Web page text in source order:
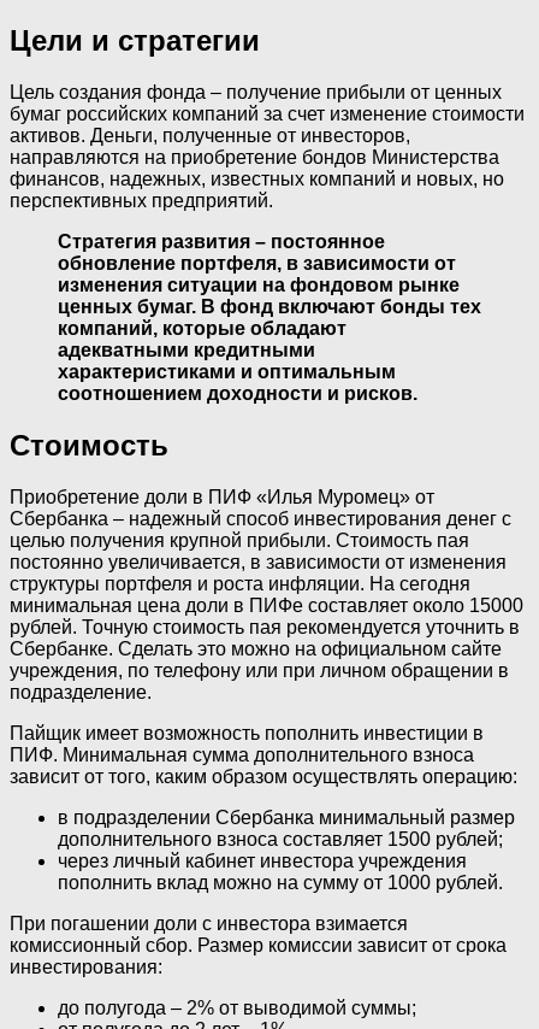
Цели и стратегии
Цель создания фонда – получение прибыли от ценных
бумаг российских компаний за счет изменение стоимости
активов. Деньги, полученные от инвесторов,
направляются на приобретение бондов Министерства
финансов, надежных, известных компаний и новых, но
перспективных предприятий.
Стратегия развития – постоянное
обновление портфеля, в зависимости от
изменения ситуации на фондовом рынке
ценных бумаг. В фонд включают бонды тех
компаний, которые обладают
адекватными кредитными
характеристиками и оптимальным
соотношением доходности и рисков.
Стоимость
Приобретение доли в ПИФ «Илья Муромец» от
Сбербанка – надежный способ инвестирования денег с
целью получения крупной прибыли. Стоимость пая
постоянно увеличивается, в зависимости от изменения
структуры портфеля и роста инфляции. На сегодня
минимальная цена доли в ПИФе составляет около 15000
рублей. Точную стоимость пая рекомендуется уточнить в
Сбербанке. Сделать это можно на официальном сайте
учреждения, по телефону или при личном обращении в
подразделение.
Пайщик имеет возможность пополнить инвестиции в
ПИФ. Минимальная сумма дополнительного взноса
зависит от того, каким образом осуществлять операцию:
в подразделении Сбербанка минимальный размер
дополнительного взноса составляет 1500 рублей;
через личный кабинет инвестора учреждения
пополнить вклад можно на сумму от 1000 рублей.
При погашении доли с инвестора взимается
комиссионный сбор. Размер комиссии зависит от срока
инвестирования:
до полугода – 2% от выводимой суммы;